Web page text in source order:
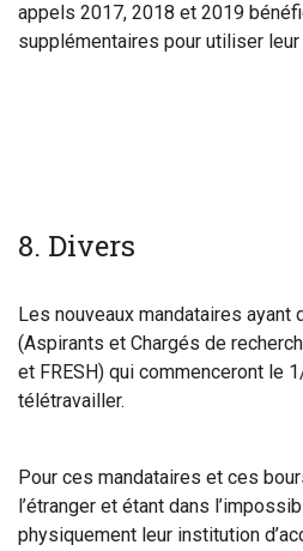
appels 2017, 2018 et 2019
supplémentaires pour utiliser
8. Divers
Les nouveaux mandataires ayant
(Aspirants et Chargés de
et FRESH) qui commenceront le
télétravailler.
Pour ces mandataires et ces
l’étranger et étant dans
physiquement leur institution